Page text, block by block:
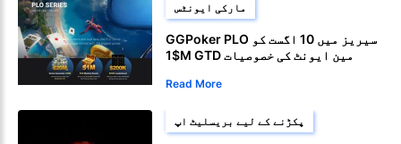
مارکی ایونٹس
GGPoker PLO سیریز میں 10 اگست کو
$1M GTD مین ایونٹ کی خصوصیات
Read More
پکڑنے کے لیے بریسلیٹ اپ